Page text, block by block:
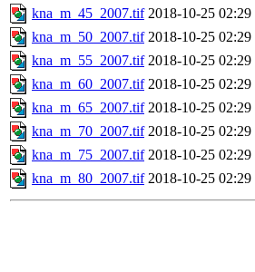
kna_m_45_2007.tif 2018-10-25 02:29
kna_m_50_2007.tif 2018-10-25 02:29
kna_m_55_2007.tif 2018-10-25 02:29
kna_m_60_2007.tif 2018-10-25 02:29
kna_m_65_2007.tif 2018-10-25 02:29
kna_m_70_2007.tif 2018-10-25 02:29
kna_m_75_2007.tif 2018-10-25 02:29
kna_m_80_2007.tif 2018-10-25 02:29